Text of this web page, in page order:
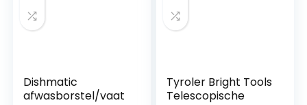
Dishmatic
afwasborstel/vaat
Tyroler Bright Tools
Telescopische